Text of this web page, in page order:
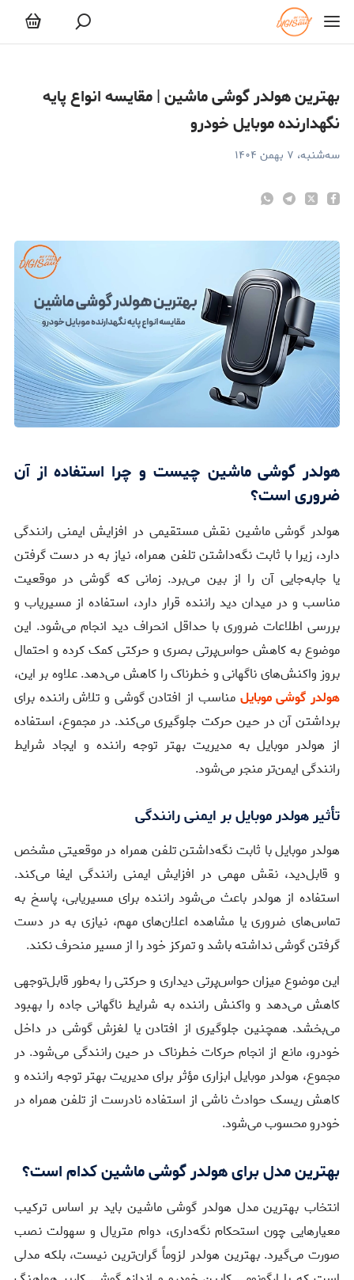
بهترین هولدر گوشی ماشین | مقایسه انواع پایه نگهدارنده موبایل خودرو
بهترین هولدر گوشی ماشین | مقایسه انواع پایه
نگهدارنده موبایل خودرو
سه‌شنبه، ۷ بهمن ۱۴۰۴
هولدر گوشی ماشین چیست و چرا استفاده از آن
ضروری است؟
هولدر گوشی ماشین نقش مستقیمی در افزایش ایمنی رانندگی
دارد، زیرا با ثابت نگه‌داشتن تلفن همراه، نیاز به در دست گرفتن
یا جابه‌جایی آن را از بین می‌برد. زمانی که گوشی در موقعیت
مناسب و در میدان دید راننده قرار دارد، استفاده از مسیریاب و
بررسی اطلاعات ضروری با حداقل انحراف دید انجام می‌شود. این
موضوع به کاهش حواس‌پرتی بصری و حرکتی کمک کرده و احتمال
بروز واکنش‌های ناگهانی و خطرناک را کاهش می‌دهد. علاوه بر این،
هولدر گوشی موبایل مناسب از افتادن گوشی و تلاش راننده برای
برداشتن آن در حین حرکت جلوگیری می‌کند. در مجموع، استفاده
از هولدر موبایل به مدیریت بهتر توجه راننده و ایجاد شرایط
رانندگی ایمن‌تر منجر می‌شود.
تأثیر هولدر موبایل بر ایمنی رانندگی
هولدر موبایل با ثابت نگه‌داشتن تلفن همراه در موقعیتی مشخص
و قابل‌دید، نقش مهمی در افزایش ایمنی رانندگی ایفا می‌کند.
استفاده از هولدر باعث می‌شود راننده برای مسیریابی، پاسخ به
تماس‌های ضروری یا مشاهده اعلان‌های مهم، نیازی به در دست
گرفتن گوشی نداشته باشد و تمرکز خود را از مسیر منحرف نکند.
این موضوع میزان حواس‌پرتی دیداری و حرکتی را به‌طور قابل‌توجهی
کاهش می‌دهد و واکنش راننده به شرایط ناگهانی جاده را بهبود
می‌بخشد. همچنین جلوگیری از افتادن یا لغزش گوشی در داخل
خودرو، مانع از انجام حرکات خطرناک در حین رانندگی می‌شود. در
مجموع، هولدر موبایل ابزاری مؤثر برای مدیریت بهتر توجه راننده و
کاهش ریسک حوادث ناشی از استفاده نادرست از تلفن همراه در
خودرو محسوب می‌شود.
بهترین مدل برای هولدر گوشی ماشین کدام است؟
انتخاب بهترین مدل هولدر گوشی ماشین باید بر اساس ترکیب
معیارهایی چون استحکام نگه‌داری، دوام متریال و سهولت نصب
صورت می‌گیرد. بهترین هولدر لزوماً گران‌ترین نیست، بلکه مدلی